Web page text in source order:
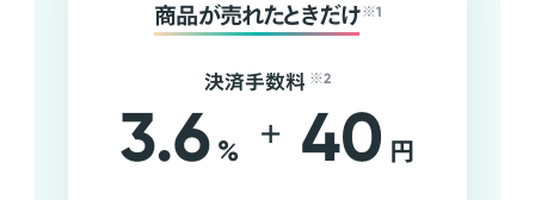
商品が売れたときだけ ※1
決済手数料 ※2
3.6 % + 40 円